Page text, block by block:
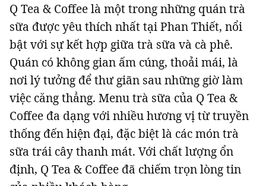
Q Tea & Coffee là một trong những quán trà
sữa được yêu thích nhất tại Phan Thiết, nổi
bật với sự kết hợp giữa trà sữa và cà phê.
Quán có không gian ấm cúng, thoải mái, là
nơi lý tưởng để thư giãn sau những giờ làm
việc căng thẳng. Menu trà sữa của Q Tea &
Coffee đa dạng với nhiều hương vị từ truyền
thống đến hiện đại, đặc biệt là các món trà
sữa trái cây thanh mát. Với chất lượng ổn
định, Q Tea & Coffee đã chiếm trọn lòng tin